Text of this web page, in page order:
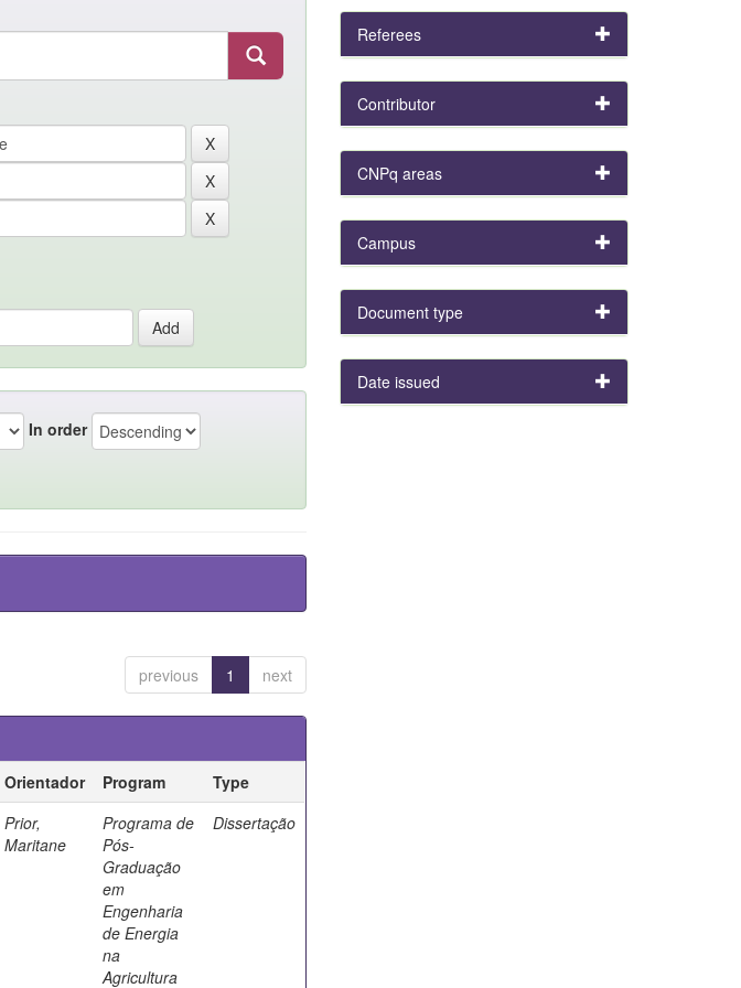
In order
previous 1 next
Orientador Program
Type
Prior,
Maritane
Programa de
Pós-
Graduação
em
Engenharia
de Energia
na
Agricultura
Dissertação
Referees
Contributor
CNPq areas
Campus
Document type
Date issued